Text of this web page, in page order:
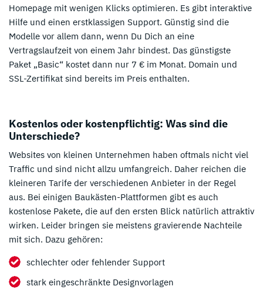
Homepage mit wenigen Klicks optimieren. Es gibt interaktive
Hilfe und einen erstklassigen Support. Günstig sind die
Modelle vor allem dann, wenn Du Dich an eine
Vertragslaufzeit von einem Jahr bindest. Das günstigste
Paket „Basic“ kostet dann nur 7 € im Monat. Domain und
SSL-Zertifikat sind bereits im Preis enthalten.
Kostenlos oder kostenpflichtig: Was sind die
Unterschiede?
Websites von kleinen Unternehmen haben oftmals nicht viel
Traffic und sind nicht allzu umfangreich. Daher reichen die
kleineren Tarife der verschiedenen Anbieter in der Regel
aus. Bei einigen Baukästen-Plattformen gibt es auch
kostenlose Pakete, die auf den ersten Blick natürlich attraktiv
wirken. Leider bringen sie meistens gravierende Nachteile
mit sich. Dazu gehören:
schlechter oder fehlender Support
stark eingeschränkte Designvorlagen